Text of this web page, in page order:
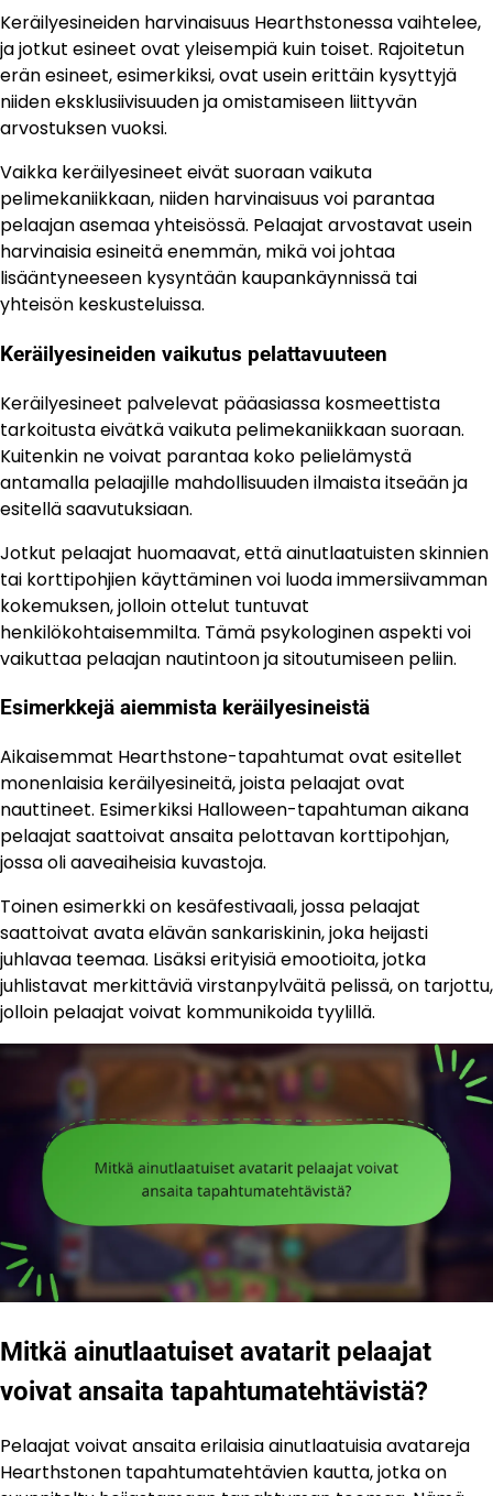
Keräilyesineiden harvinaisuus Hearthstonessa vaihtelee,
ja jotkut esineet ovat yleisempiä kuin toiset. Rajoitetun
erän esineet, esimerkiksi, ovat usein erittäin kysyttyjä
niiden eksklusiivisuuden ja omistamiseen liittyvän
arvostuksen vuoksi.
Vaikka keräilyesineet eivät suoraan vaikuta
pelimekaniikkaan, niiden harvinaisuus voi parantaa
pelaajan asemaa yhteisössä. Pelaajat arvostavat usein
harvinaisia esineitä enemmän, mikä voi johtaa
lisääntyneeseen kysyntään kaupankäynnissä tai
yhteisön keskusteluissa.
Keräilyesineiden vaikutus pelattavuuteen
Keräilyesineet palvelevat pääasiassa kosmeettista
tarkoitusta eivätkä vaikuta pelimekaniikkaan suoraan.
Kuitenkin ne voivat parantaa koko pelielämystä
antamalla pelaajille mahdollisuuden ilmaista itseään ja
esitellä saavutuksiaan.
Jotkut pelaajat huomaavat, että ainutlaatuisten skinnien
tai korttipohjien käyttäminen voi luoda immersiivamman
kokemuksen, jolloin ottelut tuntuvat
henkilökohtaisemmilta. Tämä psykologinen aspekti voi
vaikuttaa pelaajan nautintoon ja sitoutumiseen peliin.
Esimerkkejä aiemmista keräilyesineistä
Aikaisemmat Hearthstone-tapahtumat ovat esitellet
monenlaisia keräilyesineitä, joista pelaajat ovat
nauttineet. Esimerkiksi Halloween-tapahtuman aikana
pelaajat saattoivat ansaita pelottavan korttipohjan,
jossa oli aaveaiheisia kuvastoja.
Toinen esimerkki on kesäfestivaali, jossa pelaajat
saattoivat avata elävän sankariskinin, joka heijasti
juhlavaa teemaa. Lisäksi erityisiä emootioita, jotka
juhlistavat merkittäviä virstanpylväitä pelissä, on tarjottu,
jolloin pelaajat voivat kommunikoida tyylillä.
Mitkä ainutlaatuiset avatarit pelaajat
voivat ansaita tapahtumatehtävistä?
Pelaajat voivat ansaita erilaisia ainutlaatuisia avatareja
Hearthstonen tapahtumatehtävien kautta, jotka on